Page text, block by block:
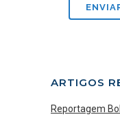
ARTIGOS
Reportagem